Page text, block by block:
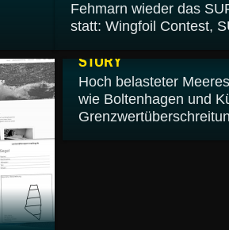
Fehmarn wieder das
statt: Wingfoil Contest,
STORY
Hoch belasteter
wie Boltenhagen und